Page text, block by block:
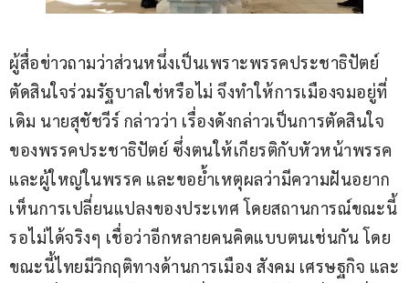
ผู้สื่อข่าวถามว่าส่วนหนึ่งเป็นเพราะพรรคประชาธิปัตย์
ตัดสินใจร่วมรัฐบาลใช่หรือไม่ จึงทำให้การเมืองจมอยู่ที่
เดิม นายสุชัชวีร์ กล่าวว่า เรื่องดังกล่าวเป็นการตัดสินใจ
ของพรรคประชาธิปัตย์ ซึ่งตนให้เกียรติกับหัวหน้าพรรค
และผู้ใหญ่ในพรรค และขอย้ำเหตุผลว่ามีความฝันอยาก
เห็นการเปลี่ยนแปลงของประเทศ โดยสถานการณ์ขณะนี้
รอไม่ได้จริงๆ เชื่อว่าอีกหลายคนคิดแบบตนเช่นกัน โดย
ขณะนี้ไทยมีวิกฤติทางด้านการเมือง สังคม เศรษฐกิจ และ